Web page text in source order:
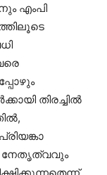
എംപി
തിരച്ചിൽ
നേതൃത്വവും